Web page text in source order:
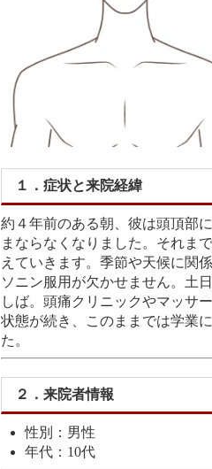
１．症状と来院経緯
約４年前のある朝、彼は頭頂部
まならなくなりました。それま
えていきます。季節や天候に関
ソニン服用が欠かせません。土
しば。頭痛クリニックやマッサ
状態が続き、このままでは学業
た。
２．来院者情報
性別：男性
年代：10代